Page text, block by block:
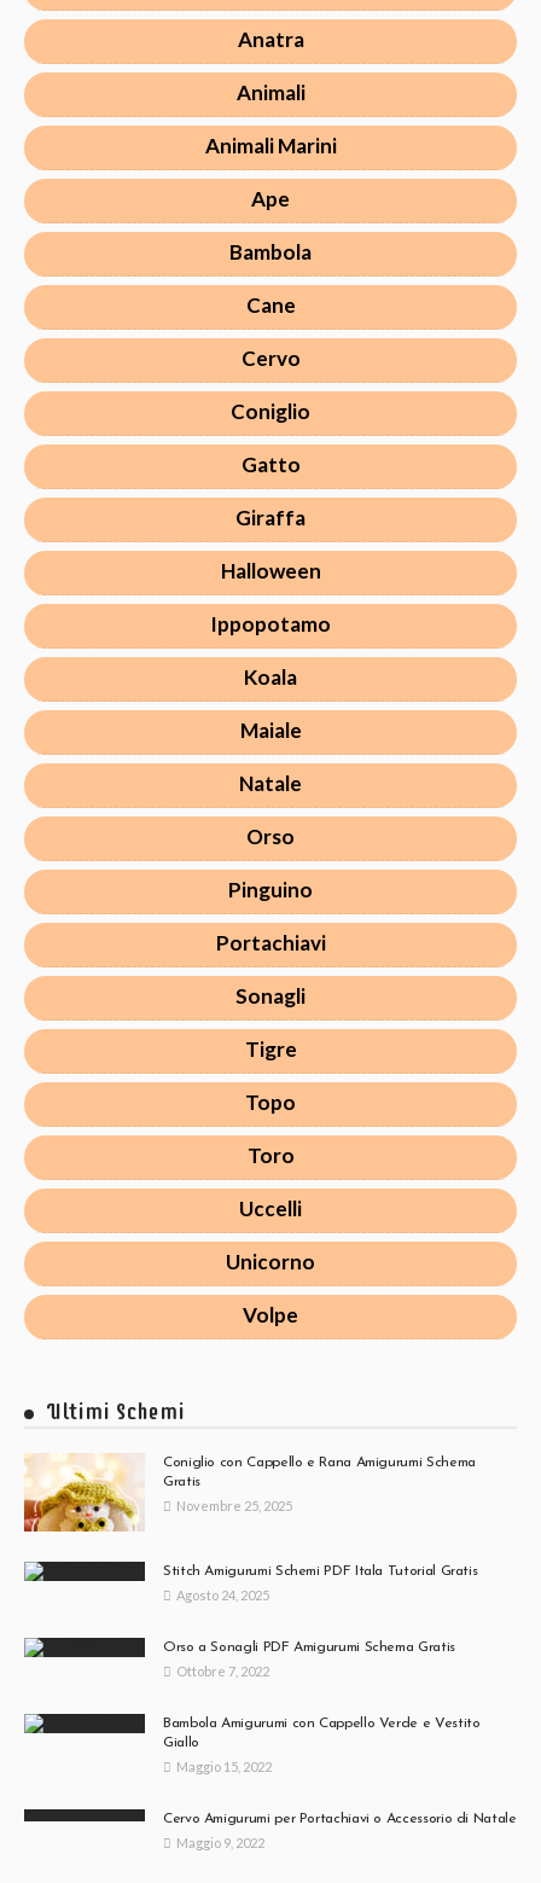
Anatra
Animali
Animali Marini
Ape
Bambola
Cane
Cervo
Coniglio
Gatto
Giraffa
Halloween
Ippopotamo
Koala
Maiale
Natale
Orso
Pinguino
Portachiavi
Sonagli
Tigre
Topo
Toro
Uccelli
Unicorno
Volpe
Ultimi Schemi
Coniglio con Cappello e Rana Amigurumi Schema
Gratis
Novembre 25, 2025
Stitch Amigurumi Schemi PDF Itala Tutorial Gratis
Agosto 24, 2025
Orso a Sonagli PDF Amigurumi Schema Gratis
Ottobre 7, 2022
Bambola Amigurumi con Cappello Verde e Vestito
Giallo
Maggio 15, 2022
Cervo Amigurumi per Portachiavi o Accessorio di Natale
Maggio 9, 2022